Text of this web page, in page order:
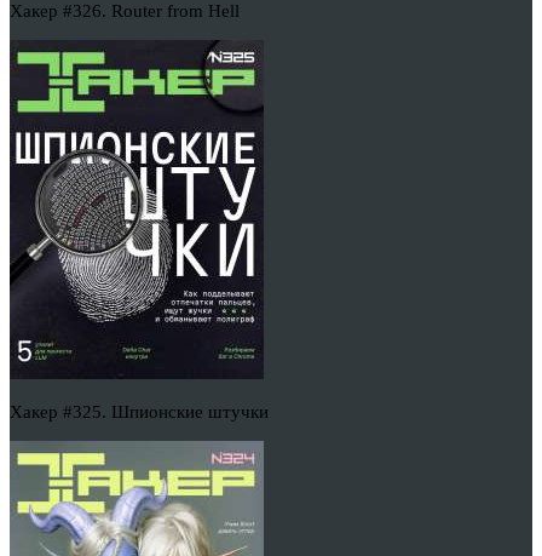
Хакер #326. Router from Hell
Хакер #325. Шпионские штучки